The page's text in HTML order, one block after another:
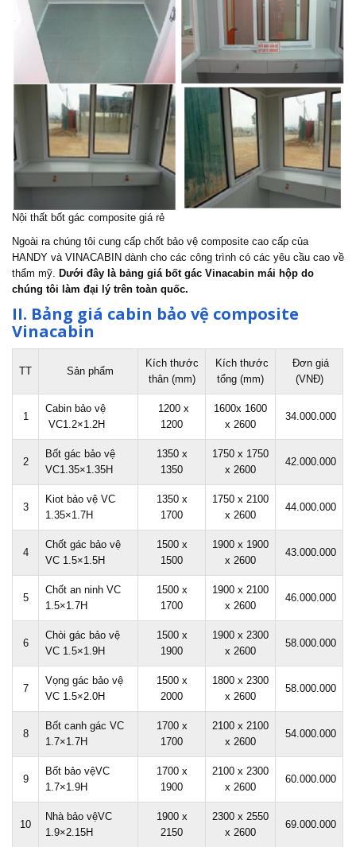
Nội thất bốt gác composite giá rẻ
Ngoài ra chúng tôi cung cấp chốt bảo vệ composite cao cấp của
HANDY và VINACABIN dành cho các công trình có các yêu cầu cao về
thẩm mỹ. Dưới đây là bảng giá bốt gác Vinacabin mái hộp do
chúng tôi làm đại lý trên toàn quốc.
II. Bảng giá cabin bảo vệ composite
Vinacabin
TT Sản phẩm
Kích thước
thân (mm)
Kích thước
tổng (mm)
Đơn giá
(VNĐ)
1
Cabin bảo vệ
VC1.2×1.2H
1200 x
1200
1600x 1600
x 2600
34.000.000
2
Bốt gác bảo vệ
VC1.35×1.35H
1350 x
1350
1750 x 1750
x 2600
42.000.000
3
Kiot bảo vệ VC
1.35×1.7H
1350 x
1700
1750 x 2100
x 2600
44.000.000
4
Chốt gác bảo vệ
VC 1.5×1.5H
1500 x
1500
1900 x 1900
x 2600
43.000.000
5
Chốt an ninh VC
1.5×1.7H
1500 x
1700
1900 x 2100
x 2600
46.000.000
6
Chòi gác bảo vệ
VC 1.5×1.9H
1500 x
1900
1900 x 2300
x 2600
58.000.000
7
Vọng gác bảo vệ
VC 1.5×2.0H
1500 x
2000
1800 x 2300
x 2600
58.000.000
8
Bốt canh gác VC
1.7×1.7H
1700 x
1700
2100 x 2100
x 2600
54.000.000
9
Bốt bảo vệVC
1.7×1.9H
1700 x
1900
2100 x 2300
x 2600
60.000.000
10
Nhà bảo vệVC
1.9×2.15H
1900 x
2150
2300 x 2550
x 2600
69.000.000